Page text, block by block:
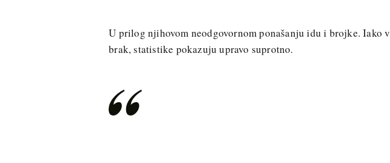
U prilog njihovom neodgovornom ponašanju idu i brojke. Iako
brak, statistike pokazuju upravo suprotno.